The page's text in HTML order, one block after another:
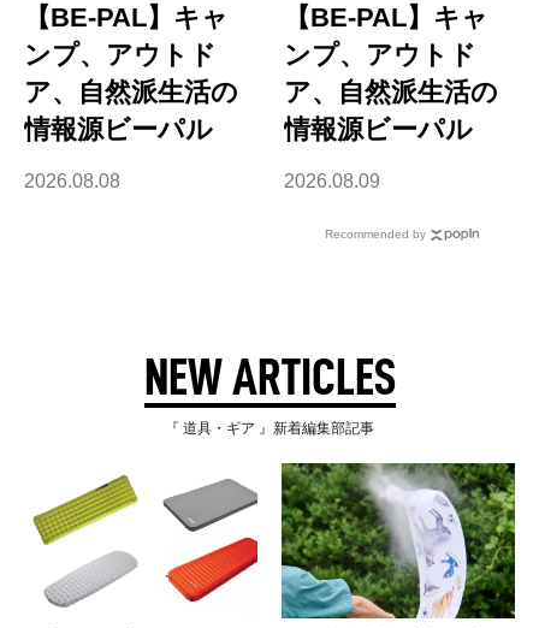
【BE-PAL】キャ
ンプ、アウトド
ア、自然派生活の
情報源ビーパル
2026.08.08
【BE-PAL】キャ
ンプ、アウトド
ア、自然派生活の
情報源ビーパル
2026.08.09
Recommended by
NEW ARTICLES
『 道具・ギア 』新着編集部記事